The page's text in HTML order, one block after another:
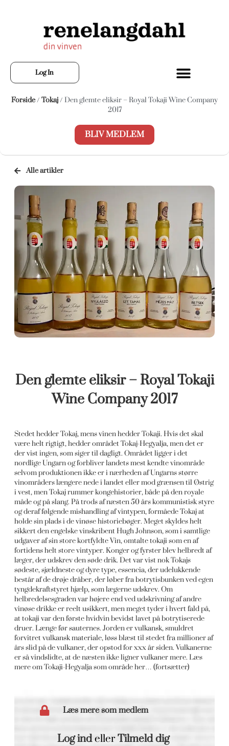
Log In
Forside/ Tokaj/ Den glemte eliksir – Royal Tokaji Wine Company
2017
BLIV MEDLEM
Alle artikler
Den glemte eliksir – Royal Tokaji
Wine Company 2017
Stedet hedder Tokaj, mens vinen hedder Tokaji. Hvis det skal
være helt rigtigt, hedder området Tokaj-Hegyalja, men det er
der vist ingen, som siger til dagligt. Området ligger i det
nordlige Ungarn og forbliver landets mest kendte vinområde
selvom produktionen ikke er i nærheden af Ungarns større
vinområders længere nede i landet eller mod grænsen til Østrig
i vest, men Tokaj rummer kongehistorier, både på den royale
måde og på slang. På trods af næsten 50 års kommunistisk styre
og deraf følgende mishandling af vintypen, formåede Tokaj at
holde sin plads i de vinøse historiebøger. Meget skyldes helt
sikkert den engelske vinskribent Hugh Johnson, som i samtlige
udgaver af sin store kortfyldte Vin, omtalte tokaji som en af
fortidens helt store vintyper. Konger og fyrster blev helbredt af
læger, der udskrev den søde drik. Det var vist nok Tokajs
sødeste, sjældneste og dyre type, essencia, der udelukkende
består af de drøje dråber, der løber fra botrytisbunken ved egen
tyngdekraftstyret hjælp, som lægerne udskrev. Om
helbredelsesgraden var højere end ved udskrivning af andre
vinøse drikke er reelt usikkert, men meget tyder i hvert fald på,
at tokaji var den første hvidvin bevidst lavet på botrytiserede
druer. Længe før sauternes. Jorden er vulkansk, smuldret
forvitret vulkansk materiale, løss blæst til stedet fra millioner af
års slid på de vulkaner, der opstod for xxx år siden. Vulkanerne
er så vindslidte, at de næsten ikke ligner vulkaner mere. Læs
mere om Tokaji-Hegyalja som område her… (fortsætter)
Læs mere som medlem
Log indellerTilmeld dig